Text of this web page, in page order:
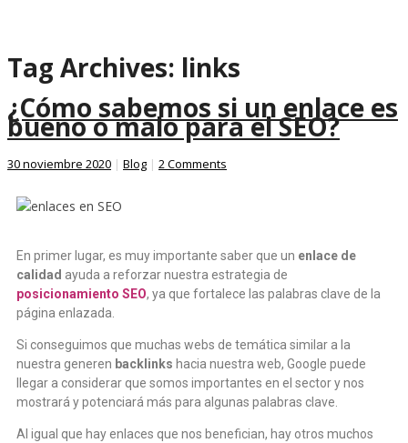
Tag Archives: links
¿Cómo sabemos si un enlace es
bueno o malo para el SEO?
30 noviembre 2020 | Blog | 2 Comments
En primer lugar, es muy importante saber que un enlace de
calidad ayuda a reforzar nuestra estrategia de
posicionamiento SEO, ya que fortalece las palabras clave de la
página enlazada.
Si conseguimos que muchas webs de temática similar a la
nuestra generen backlinks hacia nuestra web, Google puede
llegar a considerar que somos importantes en el sector y nos
mostrará y potenciará más para algunas palabras clave.
Al igual que hay enlaces que nos benefician, hay otros muchos